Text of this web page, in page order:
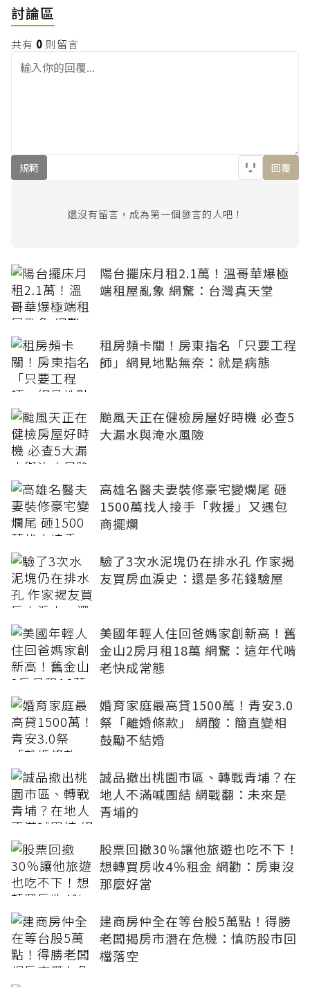
討論區
共有 0 則留言
規範 回覆
還沒有留言，成為第一個發言的人吧！
陽台擺床月租2.1萬！溫哥華爆極
端租屋亂象 網驚：台灣真天堂
租房頻卡關！房東指名「只要工程
師」網見地點無奈：就是病態
颱風天正在健檢房屋好時機 必查5
大漏水與淹水風險
高雄名醫夫妻裝修豪宅變爛尾 砸
1500萬找人接手「救援」又遇包
商擺爛
驗了3次水泥塊仍在排水孔 作家揭
友買房血淚史：還是多花錢驗屋
美國年輕人住回爸媽家創新高！舊
金山2房月租18萬 網驚：這年代啃
老快成常態
婚育家庭最高貸1500萬！青安3.0
祭「離婚條款」 網酸：簡直變相
鼓勵不結婚
誠品撤出桃園市區、轉戰青埔？在
地人不滿喊團結 網戰翻：未來是
青埔的
股票回撤30％讓他旅遊也吃不下！
想轉買房收4％租金 網勸：房東沒
那麼好當
建商房仲全在等台股5萬點！得勝
老闆揭房市潛在危機：慎防股市回
檔落空